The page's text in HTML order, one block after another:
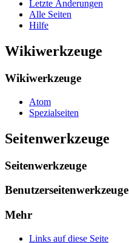
Letzte Änderungen
Alle Seiten
Hilfe
Wikiwerkzeuge
Wikiwerkzeuge
Atom
Spezialseiten
Seitenwerkzeuge
Seitenwerkzeuge
Benutzerseitenwerkzeuge
Mehr
Links auf diese Seite